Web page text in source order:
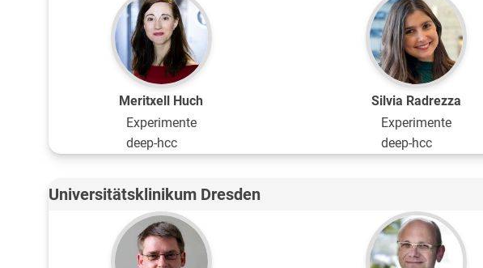
Meritxell Huch
Experimente
deep-hcc
Silvia Radrezza
Experimente
deep-hcc
Universitätsklinikum Dresden